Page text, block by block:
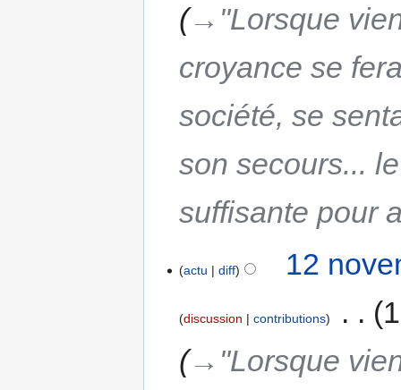
→‎"Lorsque
croyance se
société, se
son secours...
suffisante pour
actu diff 12
discussion contributions
→‎"Lorsque